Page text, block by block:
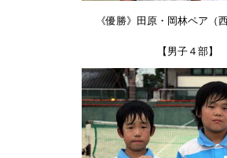
《優勝》田原・岡林ペア（
【男子４部】